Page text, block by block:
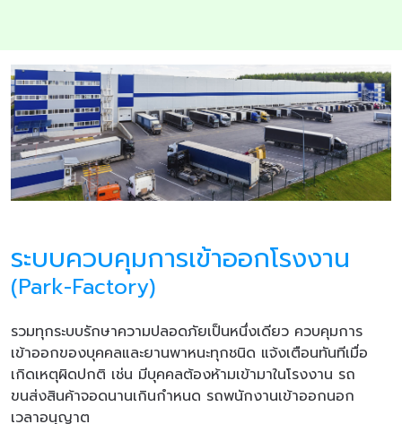
ระบบควบคุมการเข้าออกโรงงาน
(Park-Factory)
รวมทุกระบบรักษาความปลอดภัยเป็นหนึ่งเดียว ควบคุมการ
เข้าออกของบุคคลและยานพาหนะทุกชนิด แจ้งเตือนทันทีเมื่อ
เกิดเหตุผิดปกติ เช่น มีบุคคลต้องห้ามเข้ามาในโรงงาน รถ
ขนส่งสินค้าจอดนานเกินกำหนด รถพนักงานเข้าออกนอก
เวลาอนุญาต